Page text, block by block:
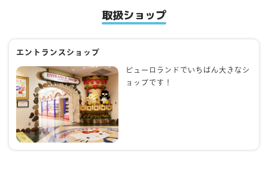
取扱ショップ
エントランスショップ
ピューロランドでいちばん大きなシ
ョップです！